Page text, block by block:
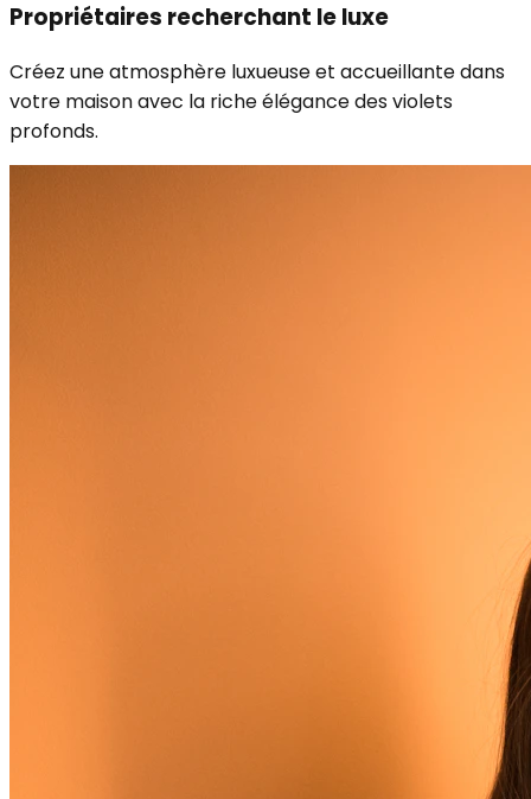
Propriétaires recherchant le luxe
Créez une atmosphère luxueuse et accueillante dans
votre maison avec la riche élégance des violets
profonds.